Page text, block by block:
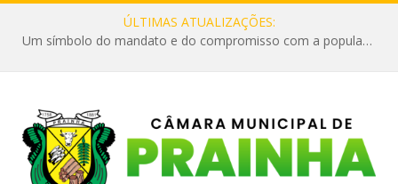
ÚLTIMAS ATUALIZAÇÕES:
Um símbolo do mandato e do compromisso com a população